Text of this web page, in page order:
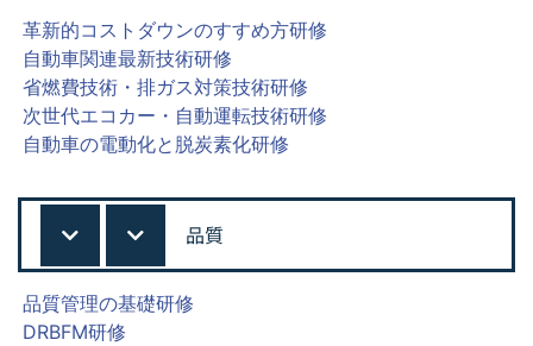
革新的コストダウンのすすめ方研修
自動車関連最新技術研修
省燃費技術・排ガス対策技術研修
次世代エコカー・自動運転技術研修
自動車の電動化と脱炭素化研修
品質
品質管理の基礎研修
DRBFM研修